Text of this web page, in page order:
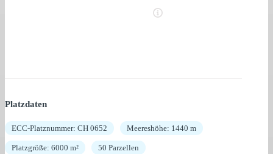
Platzdaten
ECC-Platznummer: CH 0652 Meereshöhe: 1440 m
Platzgröße: 6000 m² 50 Parzellen